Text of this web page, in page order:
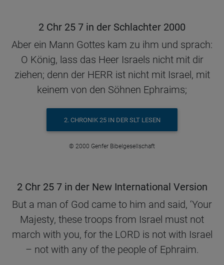
2 Chr 25 7 in der Schlachter 2000
Aber ein Mann Gottes kam zu ihm und sprach:
O König, lass das Heer Israels nicht mit dir
ziehen; denn der HERR ist nicht mit Israel, mit
keinem von den Söhnen Ephraims;
2. CHRONIK 25 IN DER SLT LESEN
© 2000 Genfer Bibelgesellschaft
2 Chr 25 7 in der New International Version
But a man of God came to him and said, ‘Your
Majesty, these troops from Israel must not
march with you, for the LORD is not with Israel
– not with any of the people of Ephraim.